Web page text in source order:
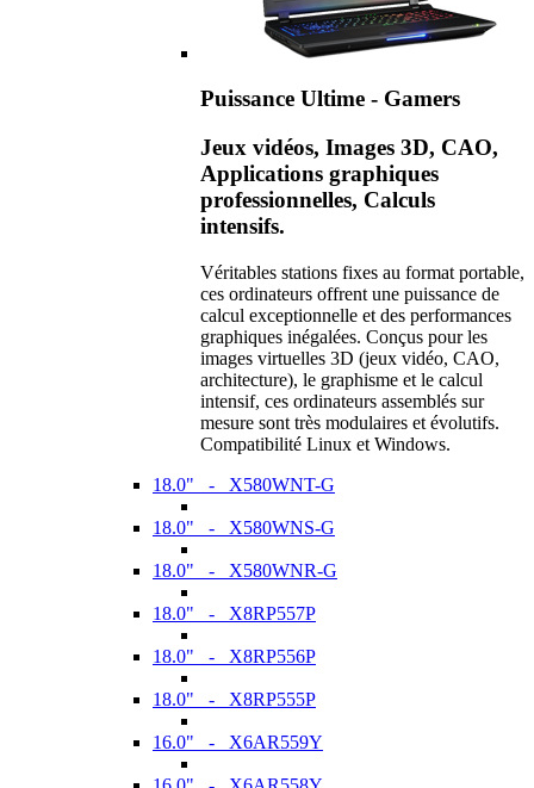
Puissance Ultime - Gamers
Jeux vidéos, Images 3D, CAO,
Applications graphiques
professionnelles, Calculs
intensifs.
Véritables stations fixes au format portable,
ces ordinateurs offrent une puissance de
calcul exceptionnelle et des performances
graphiques inégalées. Conçus pour les
images virtuelles 3D (jeux vidéo, CAO,
architecture), le graphisme et le calcul
intensif, ces ordinateurs assemblés sur
mesure sont très modulaires et évolutifs.
Compatibilité Linux et Windows.
18.0" - X580WNT-G
18.0" - X580WNS-G
18.0" - X580WNR-G
18.0" - X8RP557P
18.0" - X8RP556P
18.0" - X8RP555P
16.0" - X6AR559Y